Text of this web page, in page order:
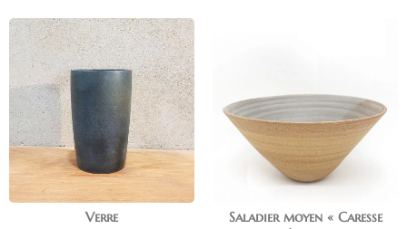
Verre
Saladier moyen « Caresse